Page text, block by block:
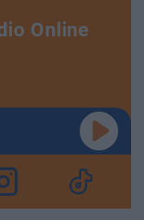
Online